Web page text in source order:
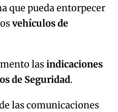
que pueda entorpecer
vehículos de
lasindicaciones
de Seguridad.
las comunicaciones